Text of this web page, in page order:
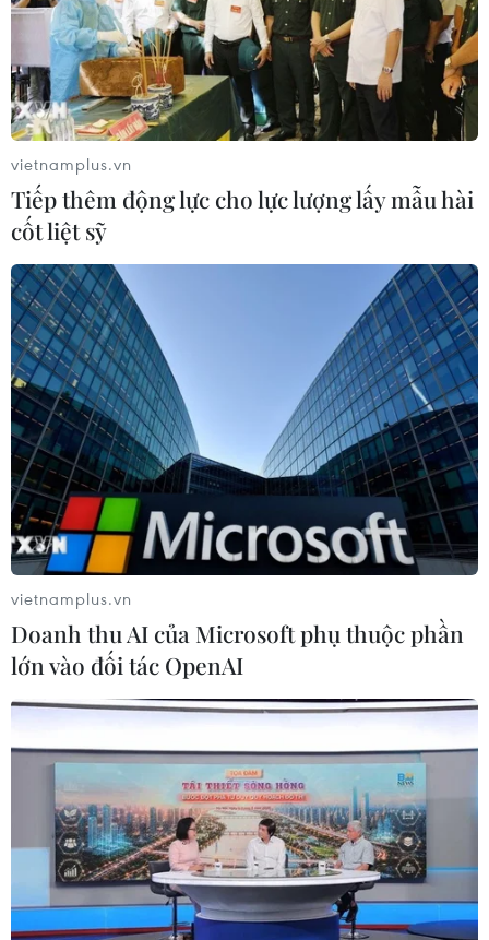
Bão Dolphin hướng vào miền Đông
Trung Quốc, cảnh báo mưa lớn trên
diện rộng
06/08/2026 08:36
vietnamplus.vn
Tiếp thêm động lực cho lực lượng lấy mẫu hài
cốt liệt sỹ
vietnamplus.vn
Doanh thu AI của Microsoft phụ thuộc phần
lớn vào đối tác OpenAI